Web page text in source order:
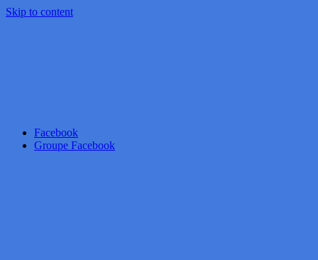
Skip to content
Facebook
Groupe Facebook